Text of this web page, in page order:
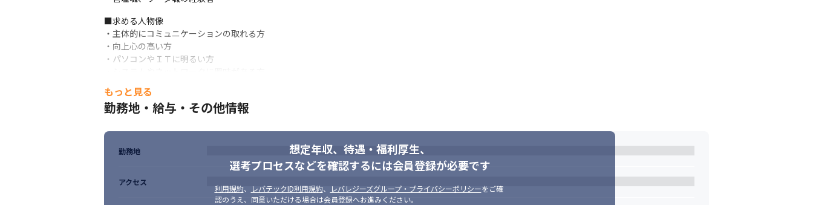
■求める人物像
・主体的にコミュニケーションの取れる方
・向上心の高い方
・パソコンやＩＴに明るい方
もっと見る
勤務地・給与・その他情報
想定年収、待遇・福利厚生、
選考プロセスなどを確認するには会員登録が必要です
利用規約、 レバテックID利用規約、 レバレジーズグループ・プライバシーポリシーをご確
認のうえ、同意いただける場合は会員登録へお進みください。
勤務地
アクセス